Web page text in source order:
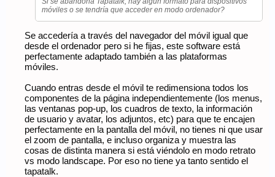
móviles o se tendría que acceder en modo ordenador?
Se accedería a través del navegador del móvil igual que
desde el ordenador pero si he fijas, este software está
perfectamente adaptado también a las plataformas
móviles.
Cuando entras desde el móvil te redimensiona todos los
componentes de la página independientemente (los menus,
las ventanas pop-up, los cuadros de texto, la información
de usuario y avatar, los adjuntos, etc) para que te encajen
perfectamente en la pantalla del móvil, no tienes ni que usar
el zoom de pantalla, e incluso organiza y muestra las
cosas de distinta manera si está viéndolo en modo retrato
vs modo landscape. Por eso no tiene ya tanto sentido el
tapatalk.